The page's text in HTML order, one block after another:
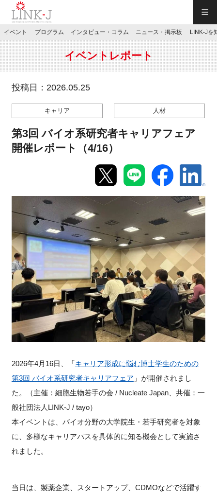
JP／EN
特別会員専用メニュー
施設ご予約
マイページ
新規登録
イベント
プログラム
インタビュー・コラム
ニュース・掲示板
LINK-Jを知る
特別会員
イベント プログラム インタビュー・コラム ニュース・掲示板 LINK-Jを
イベントレポート
投稿日：2026.05.25
キャリア 人材
第3回 バイオ系研究者キャリアフェア
開催レポート（4/16）
2026年4月16日、「キャリア形成に悩む博士学生のための
第3回 バイオ系研究者キャリアフェア 」が開催されまし
た。（主催：細胞生物若手の会 / Nucleate Japan、共催：一
般社団法人LINK-J / tayo）
本イベントは、バイオ分野の大学院生・若手研究者を対象
に、多様なキャリアパスを具体的に知る機会として実施さ
れました。
当日は、製薬企業、スタートアップ、CDMOなどで活躍す